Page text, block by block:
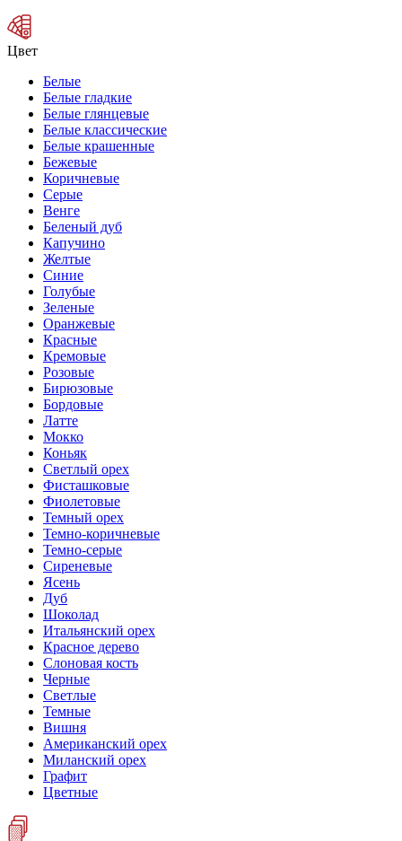
Цвет
Белые
Белые гладкие
Белые глянцевые
Белые классические
Белые крашенные
Бежевые
Коричневые
Серые
Венге
Беленый дуб
Капучино
Желтые
Синие
Голубые
Зеленые
Оранжевые
Красные
Кремовые
Розовые
Бирюзовые
Бордовые
Латте
Мокко
Коньяк
Светлый орех
Фисташковые
Фиолетовые
Темный орех
Темно-коричневые
Темно-серые
Сиреневые
Ясень
Дуб
Шоколад
Итальянский орех
Красное дерево
Слоновая кость
Черные
Светлые
Темные
Вишня
Американский орех
Миланский орех
Графит
Цветные